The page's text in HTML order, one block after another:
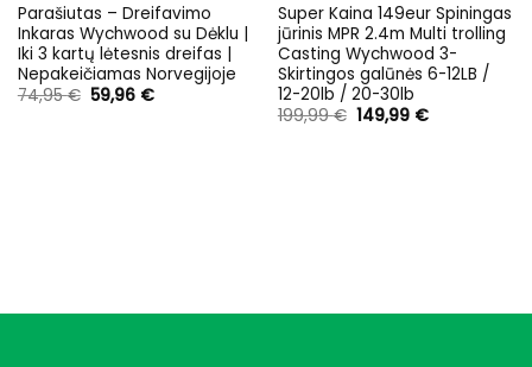
Parašiutas – Dreifavimo
Inkaras Wychwood su Dėklu |
Iki 3 kartų lėtesnis dreifas |
Nepakeičiamas Norvegijoje
74,95€ Original
price
59,96 €Current
Super Kaina 149eur Spiningas
jūrinis MPR 2.4m Multi trolling
Casting Wychwood 3-
Skirtingos galūnės 6-12LB /
12-20lb / 20-30lb
199,99€ Original
price
149,99 €Current